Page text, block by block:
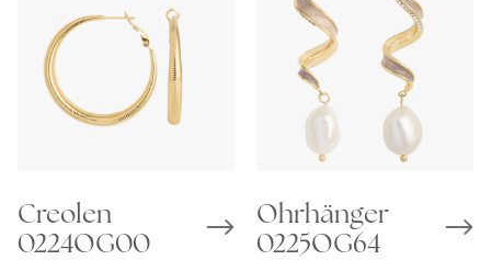
Creolen
0224OG00
Ohrhänger
0225OG64